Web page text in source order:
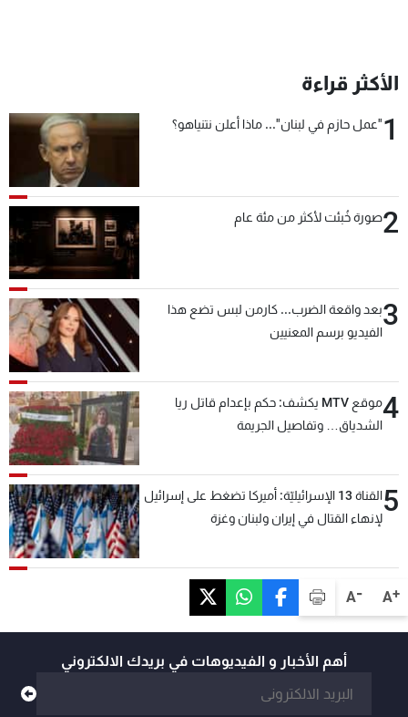
A+
A-
الأكثر قراءة
1"عمل حازم في لبنان"... ماذا أعلن نتنياهو؟
2صورة خُبئت لأكثر من مئة عام
3بعد واقعة الضرب... كارمن لبس تضع هذا
الفيديو برسم المعنيين
4
موقع MTV يكشف: حكم بإعدام قاتل ريا
الشدياق… وتفاصيل الجريمة
5
القناة 13 الإسرائيليّة: أميركا تضغط على إسرائيل
لإنهاء القتال في إيران ولبنان وغزة
أهم الأخبار و الفيديوهات في بريدك الالكتروني